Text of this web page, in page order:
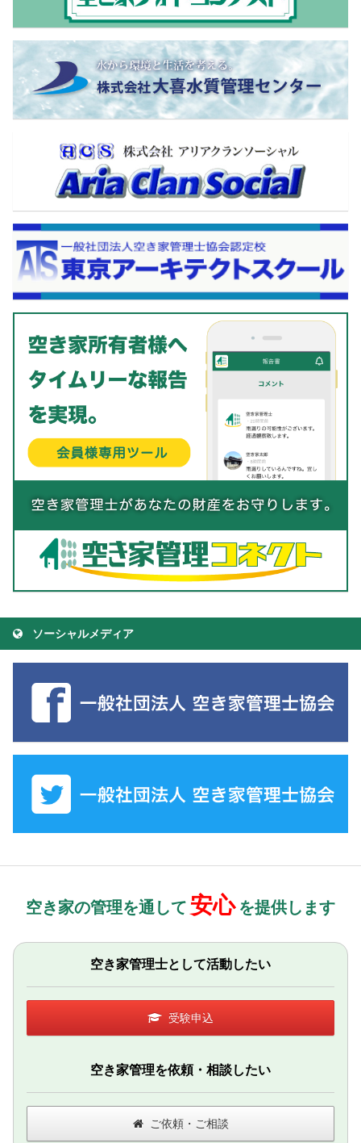
ソーシャルメディア
空き家の管理を通して 安心 を提供します
空き家管理士として活動したい
受験申込
空き家管理を依頼・相談したい
ご依頼・ご相談